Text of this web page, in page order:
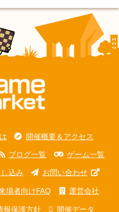
開催概要＆アクセス
ブログ一覧 ゲーム一覧
込み お問い合わせ
場者向けFAQ 運営会社
報保護方針 開催データ